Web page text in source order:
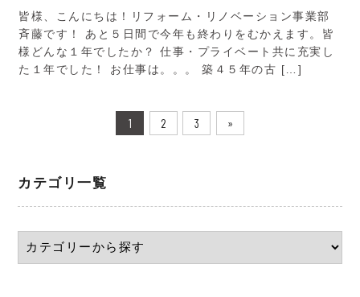
皆様、こんにちは！リフォーム・リノベーション事業部
斉藤です！ あと５日間で今年も終わりをむかえます。皆
様どんな１年でしたか？ 仕事・プライベート共に充実し
た１年でした！ お仕事は。。。 築４５年の古 […]
1 2 3 »
カテゴリ一覧